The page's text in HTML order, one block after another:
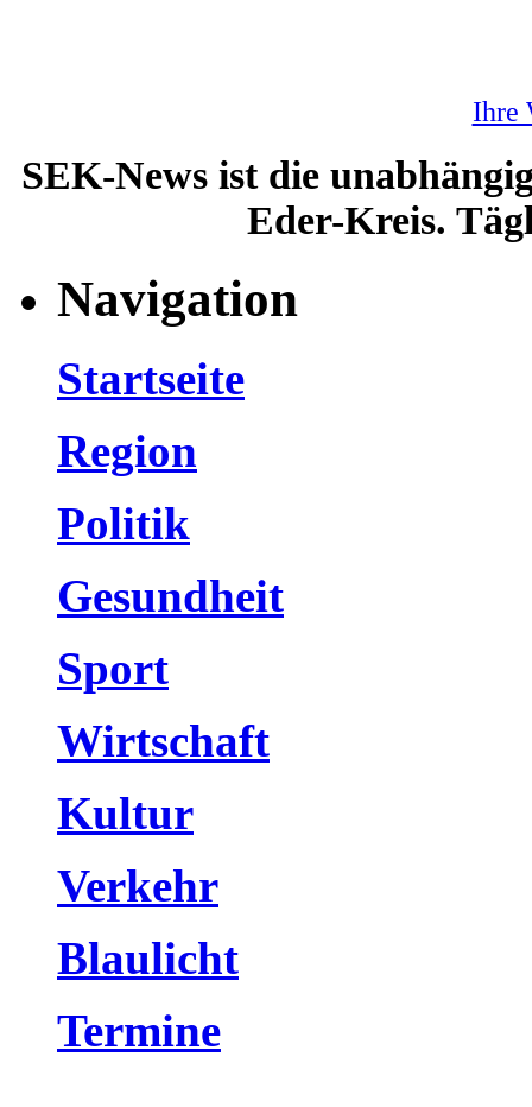
Ihre
SEK-News ist die
Eder-Kreis.
Navigation
Startseite
Region
Politik
Gesundheit
Sport
Wirtschaft
Kultur
Verkehr
Blaulicht
Termine